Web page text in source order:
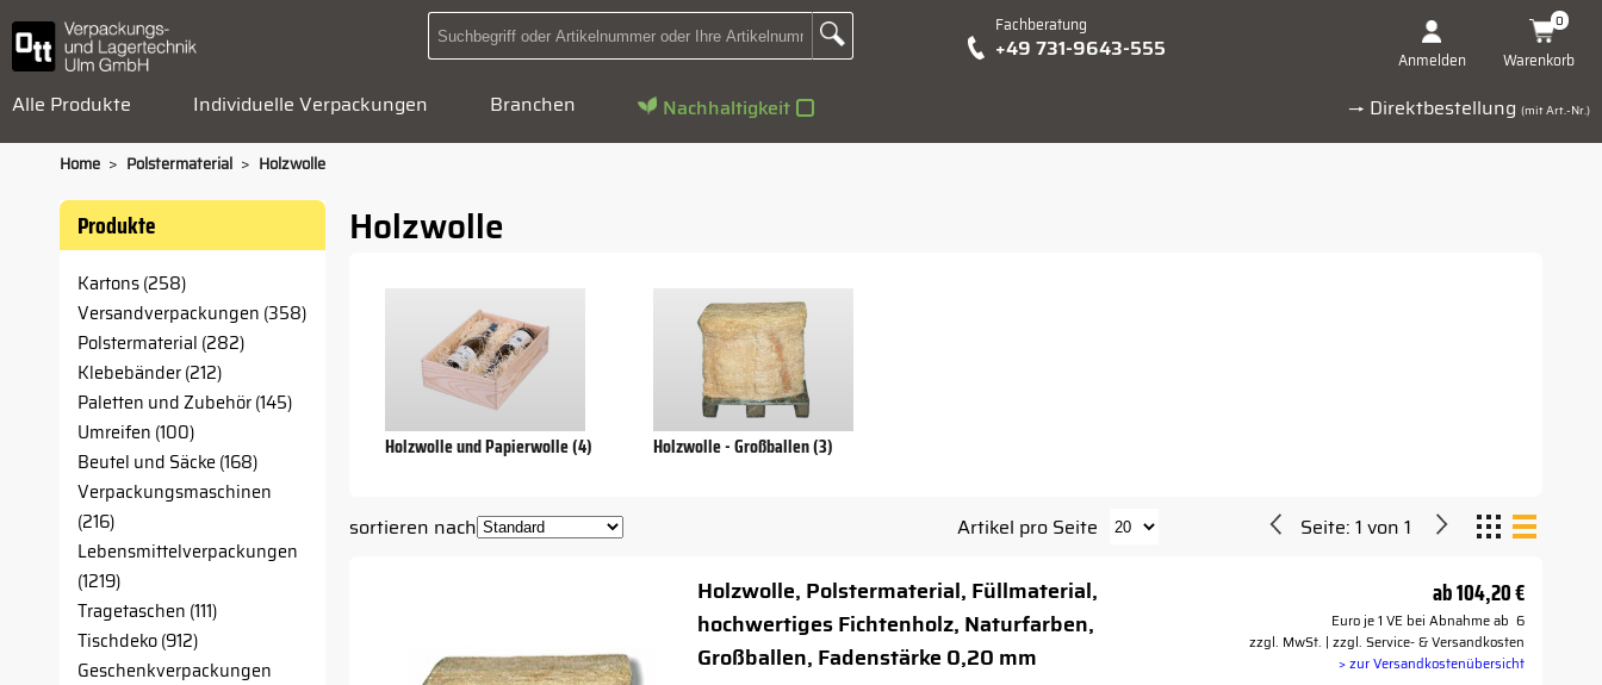
Suchbegriff oder Artikelnummer hier eingeben:
Zur Suche Landingpage Fachberatung
+49 731-9643-555 Anmelden Warenkorb
0
Alle Produkte Individuelle Verpackungen Branchen Nachhaltigkeit → Direktbestellung (mit Art.-Nr.)
Home > Polstermaterial > Holzwolle
Produkte
Kartons (258)
Versandverpackungen (358)
Polstermaterial (282)
Klebebänder (212)
Paletten und Zubehör (145)
Umreifen (100)
Beutel und Säcke (168)
Verpackungsmaschinen
(216)
Lebensmittelverpackungen
(1219)
Tragetaschen (111)
Tischdeko (912)
Geschenkverpackungen
Holzwolle
Holzwolle und Papierwolle (4) Holzwolle - Großballen (3)
sortieren nach Artikel pro Seite Seite:1 von1
Holzwolle, Polstermaterial, Füllmaterial,
hochwertiges Fichtenholz, Naturfarben,
Großballen, Fadenstärke 0,20 mm
ab104,20 €
Euro je 1 VE bei Abnahme ab 6
zzgl. MwSt. | zzgl. Service- & Versandkosten
> zur Versandkostenübersicht